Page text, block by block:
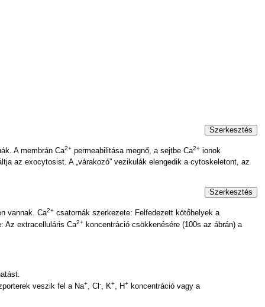
Szerkesztés
A membrán Ca2+permeabilitása megnő, a sejtbe Ca2+ionok
az exocytosist. A „várakozó” vezikulák elengedik a cytoskeletont, az
Szerkesztés
vannak. Ca2+csatornák szerkezete: Felfedezett kötőhelyek a
Az extracelluláris Ca2+koncentráció csökkenésére (100s az ábrán) a
veszik fel a Na+, Cl -, K+, H+koncentráció vagy a